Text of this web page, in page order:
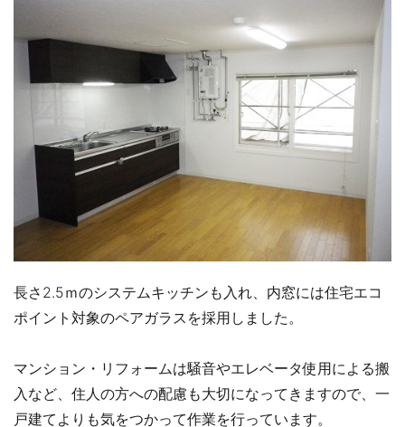
長さ2.5ｍのシステムキッチンも入れ、内窓には住宅エコ
ポイント対象のペアガラスを採用しました。
マンション・リフォームは騒音やエレベータ使用による搬
入など、住人の方への配慮も大切になってきますので、一
戸建てよりも気をつかって作業を行っています。